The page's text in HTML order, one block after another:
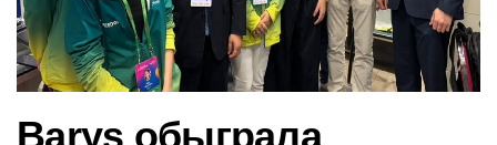
Barys обыграла